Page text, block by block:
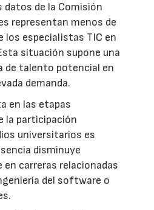
datos de la Comisión
representan menos de
los especialistas TIC en
situación supone una
de talento potencial en
demanda.
en las etapas
la participación
universitarios es
disminuye
carreras relacionadas
del software o